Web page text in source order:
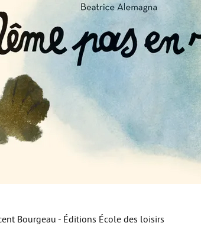
Bourgeau - Éditions École des loisirs